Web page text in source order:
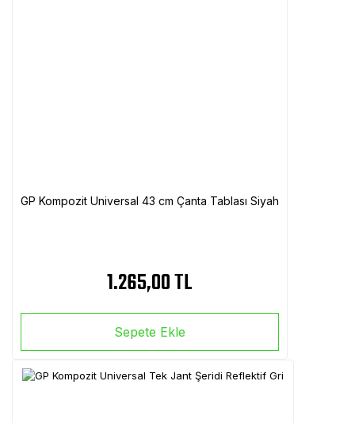
GP Kompozit Universal 43 cm Çanta Tablası Siyah
1.265,00 TL
Sepete Ekle